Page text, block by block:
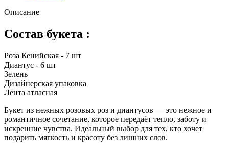
Описание
Состав букета :
Роза Кенийская - 7 шт
Диантус - 6 шт
Зелень
Дизайнерская упаковка
Лента атласная
Букет из нежных розовых роз и диантусов — это нежное и
романтичное сочетание, которое передаёт тепло, заботу и
искренние чувства. Идеальный выбор для тех, кто хочет
подарить мягкость и красоту без лишних слов.